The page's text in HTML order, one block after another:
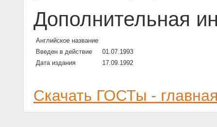
Дополнительная
Английское название
Введен в действие
01.07.1993
Дата издания
17.09.1992
Скачать ГОСТы -